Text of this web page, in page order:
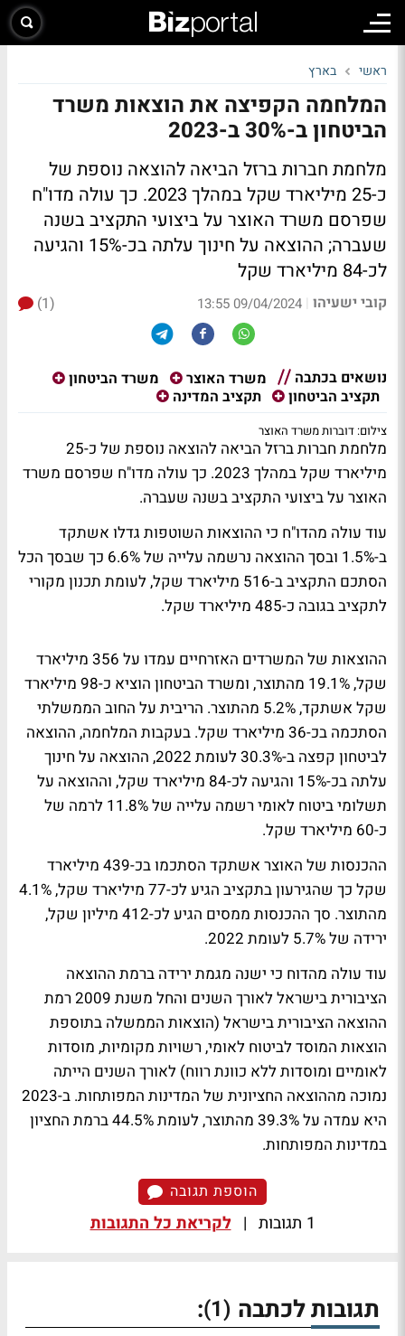
ראשי בארץ
המלחמה הקפיצה את הוצאות משרד
הביטחון ב-30% ב-2023
מלחמת חברות ברזל הביאה להוצאה נוספת של
כ-25 מיליארד שקל במהלך 2023. כך עולה מדו"ח
שפרסם משרד האוצר על ביצועי התקציב בשנה
שעברה; ההוצאה על חינוך עלתה בכ-15% והגיעה
לכ-84 מיליארד שקל
קובי ישעיהו |
09/04/2024 13:55
(1)
נושאים בכתבה משרד האוצר
משרד הביטחון
תקציב הביטחון
תקציב המדינה
צילום: דוברות משרד האוצר
מלחמת חברות ברזל הביאה להוצאה נוספת של כ-25
מיליארד שקל במהלך 2023. כך עולה מדו"ח שפרסם משרד
האוצר על ביצועי התקציב בשנה שעברה.
עוד עולה מהדו"ח כי ההוצאות השוטפות גדלו אשתקד
ב-1.5% ובסך ההוצאה נרשמה עלייה של 6.6% כך שבסך הכל
הסתכם התקציב ב-516 מיליארד שקל, לעומת תכנון מקורי
לתקציב בגובה כ-485 מיליארד שקל.
ההוצאות של המשרדים האזרחיים עמדו על 356 מיליארד
שקל, 19.1% מהתוצר, ומשרד הביטחון הוציא כ-98 מיליארד
שקל אשתקד, 5.2% מהתוצר. הריבית על החוב הממשלתי
הסתכמה בכ-36 מיליארד שקל. בעקבות המלחמה, ההוצאה
לביטחון קפצה ב-30.3% לעומת 2022, ההוצאה על חינוך
עלתה בכ-15% והגיעה לכ-84 מיליארד שקל, וההוצאה על
תשלומי ביטוח לאומי רשמה עלייה של 11.8% לרמה של
כ-60 מיליארד שקל.
ההכנסות של האוצר אשתקד הסתכמו בכ-439 מיליארד
שקל כך שהגירעון בתקציב הגיע לכ-77 מיליארד שקל, 4.1%
מהתוצר. סך ההכנסות ממסים הגיע לכ-412 מיליון שקל,
ירידה של 5.7% לעומת 2022.
עוד עולה מהדוח כי ישנה מגמת ירידה ברמת ההוצאה
הציבורית בישראל לאורך השנים והחל משנת 2009 רמת
ההוצאה הציבורית בישראל (הוצאות הממשלה בתוספת
הוצאות המוסד לביטוח לאומי, רשויות מקומיות, מוסדות
לאומיים ומוסדות ללא כוונת רווח) לאורך השנים הייתה
נמוכה מההוצאה החציונית של המדינות המפותחות. ב-2023
היא עמדה על 39.3% מהתוצר, לעומת 44.5% ברמת החציון
במדינות המפותחות.
הוספת תגובה
1 תגובות | לקריאת כל התגובות
תגובות לכתבה (1)
: